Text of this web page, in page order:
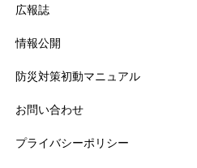
広報誌
情報公開
防災対策初動マニュアル
お問い合わせ
プライバシーポリシー